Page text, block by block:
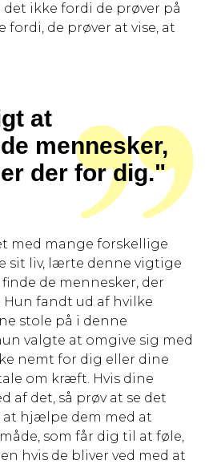
det ikke fordi de prøver på
fordi, de prøver at vise, at
at
mennesker,
der for dig."
med mange forskellige
sit liv, lærte denne vigtige
de mennesker, der
fandt ud af hvilke
stole på i denne
valgte at omgive sig med
nemt for dig eller dine
om kræft. Hvis dine
af det, så prøv at se det
hjælpe dem med at
som får dig til at føle,
hvis de bliver ved med at